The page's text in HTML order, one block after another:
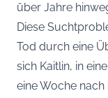
über Jahre
Diese
Tod durch eine
sich Kaitlin, in
eine Woche